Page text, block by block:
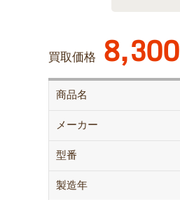
買取価格 8,300
商品名
メーカー
型番
製造年